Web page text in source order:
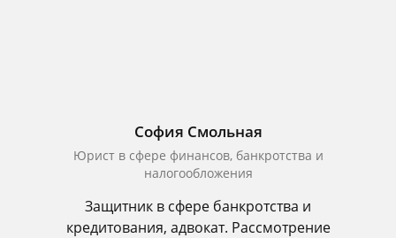
София Смольная
Юрист в сфере финансов, банкротства и
налогообложения
Защитник в сфере банкротства и
кредитования, адвокат. Рассмотрение